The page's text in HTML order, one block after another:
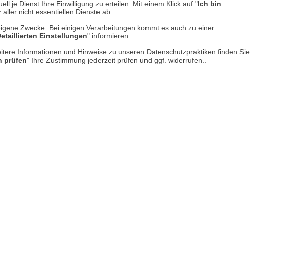
je Dienst Ihre Einwilligung zu erteilen. Mit einem Klick auf "Ich bin
nicht essentiellen Dienste ab.
Zwecke. Bei einigen Verarbeitungen kommt es auch zu einer
Einstellungen" informieren.
Informationen und Hinweise zu unseren Datenschutzpraktiken finden Sie
prüfen" Ihre Zustimmung jederzeit prüfen und ggf. widerrufen..